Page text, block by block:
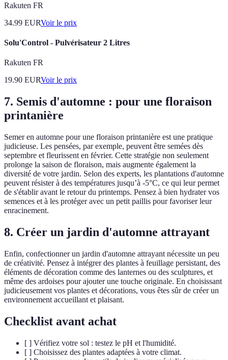
Rakuten FR
34.99 EURVoir le prix
Solu'Control - Pulvérisateur 2 Litres
Rakuten FR
19.90 EURVoir le prix
7. Semis d'automne : pour une floraison
printanière
Semer en automne pour une floraison printanière est une pratique
judicieuse. Les pensées, par exemple, peuvent être semées dès
septembre et fleurissent en février. Cette stratégie non seulement
prolonge la saison de floraison, mais augmente également la
diversité de votre jardin. Selon des experts, les plantations d'automne
peuvent résister à des températures jusqu’à -5°C, ce qui leur permet
de s'établir avant le retour du printemps. Pensez à bien hydrater vos
semences et à les protéger avec un petit paillis pour favoriser leur
enracinement.
8. Créer un jardin d'automne attrayant
Enfin, confectionner un jardin d'automne attrayant nécessite un peu
de créativité. Pensez à intégrer des plantes à feuillage persistant, des
éléments de décoration comme des lanternes ou des sculptures, et
même des ardoises pour ajouter une touche originale. En choisissant
judicieusement vos plantes et décorations, vous êtes sûr de créer un
environnement accueillant et plaisant.
Checklist avant achat
[ ] Vérifiez votre sol : testez le pH et l'humidité.
[ ] Choisissez des plantes adaptées à votre climat.